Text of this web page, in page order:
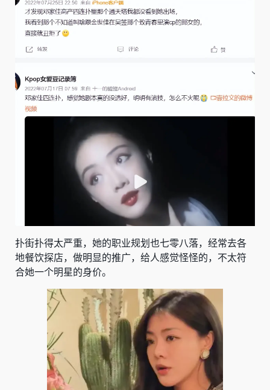
扑街扑得太严重，她的职业规划也七零八落，经常去各
地餐饮探店，做明显的推广，给人感觉怪怪的，不太符
合她一个明星的身价。